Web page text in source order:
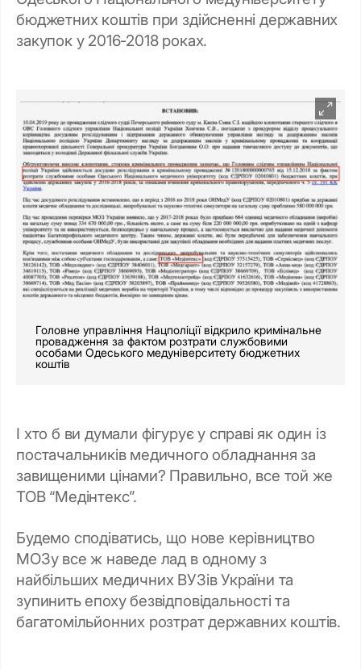
бюджетних коштів при здійсненні державних
закупок у 2016-2018 роках.
Головне управління Нацполіції відкрило кримінальне
провадження за фактом розтрати службовими
особами Одеського медуніверситету бюджетних
коштів
І хто б ви думали фігурує у справі як один із
постачальників медичного обладнання за
завищеними цінами? Правильно, все той же
ТОВ “Медінтекс”.
Будемо сподіватись, що нове керівництво
МОЗу все ж наведе лад в одному з
найбільших медичних ВУЗів України та
зупинить епоху безвідповідальності та
багатомільйонних розтрат державних коштів.